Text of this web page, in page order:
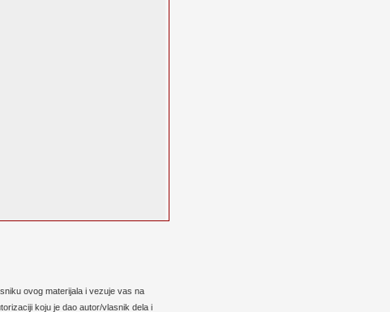
ovog materijala i vezuje vas na
koju je dao autor/vlasnik dela i